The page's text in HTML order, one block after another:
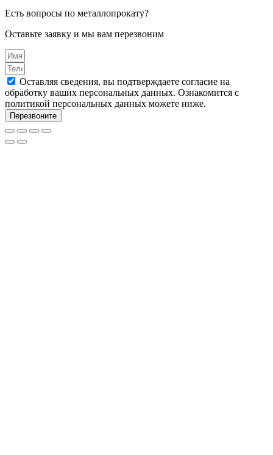
Есть вопросы по металлопрокату?
Оставьте заявку и мы вам перезвоним
Оставляя сведения, вы подтверждаете согласие на
обработку ваших персональных данных. Ознакомится с
политикой персональных данных можете ниже.
Перезвоните